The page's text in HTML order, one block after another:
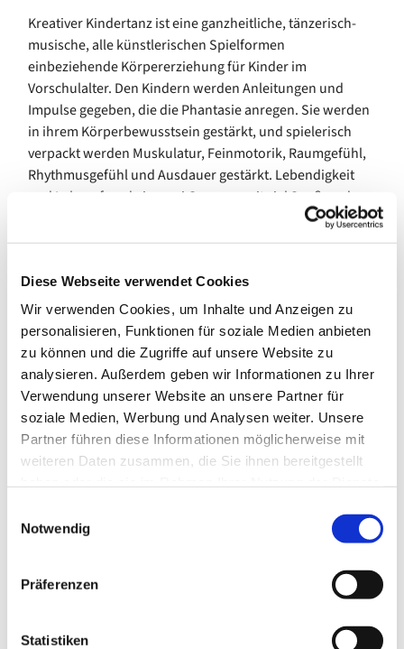
Diese Webseite verwendet Cookies
Wir verwenden Cookies, um Inhalte und Anzeigen zu
personalisieren, Funktionen für soziale Medien anbieten
zu können und die Zugriffe auf unsere Website zu
analysieren. Außerdem geben wir Informationen zu Ihrer
Verwendung unserer Website an unsere Partner für
soziale Medien, Werbung und Analysen weiter. Unsere
Partner führen diese Informationen möglicherweise mit
weiteren Daten zusammen, die Sie ihnen bereitgestellt
Notwendig
Präferenzen
Statistiken
Kreativer Kindertanz ist eine ganzheitliche, tänzerisch-
musische, alle künstlerischen Spielformen
einbeziehende Körpererziehung für Kinder im
Vorschulalter. Den Kindern werden Anleitungen und
Impulse gegeben, die die Phantasie anregen. Sie werden
in ihrem Körperbewusstsein gestärkt, und spielerisch
verpackt werden Muskulatur, Feinmotorik, Raumgefühl,
Rhythmusgefühl und Ausdauer gestärkt. Lebendigkeit
und Lebensfreude in zwei Gruppen mit viel Spaß an der
Bewegung zur Musik für Kinder zwischen 3-6 Jahren.
Termin II: donnerstags 17.00 – 18.00 Uhr
Bitte melden Sie sich vorab an!
Informationen und Anmeldung unter:
Ev. Familienbildung/ Familienzentren
Maria-M. Hankewitz
Tel.: 01512-167 17 89
Email: fambikurse@evkf.de
www.neukoelln-evangelisch.de/f...